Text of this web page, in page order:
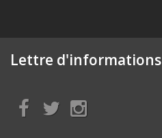
Lettre d'informations